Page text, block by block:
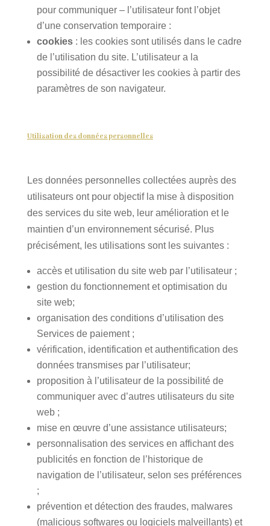
pour communiquer – l’utilisateur font l’objet
d’une conservation temporaire :
cookies : les cookies sont utilisés dans le cadre
de l’utilisation du site. L’utilisateur a la
possibilité de désactiver les cookies à partir des
paramètres de son navigateur.
Utilisation des données personnelles
Les données personnelles collectées auprès des
utilisateurs ont pour objectif la mise à disposition
des services du site web, leur amélioration et le
maintien d’un environnement sécurisé. Plus
précisément, les utilisations sont les suivantes :
accès et utilisation du site web par l’utilisateur ;
gestion du fonctionnement et optimisation du
site web;
organisation des conditions d’utilisation des
Services de paiement ;
vérification, identification et authentification des
données transmises par l’utilisateur;
proposition à l’utilisateur de la possibilité de
communiquer avec d’autres utilisateurs du site
web ;
mise en œuvre d’une assistance utilisateurs;
personnalisation des services en affichant des
publicités en fonction de l’historique de
navigation de l’utilisateur, selon ses préférences
;
prévention et détection des fraudes, malwares
(malicious softwares ou logiciels malveillants) et